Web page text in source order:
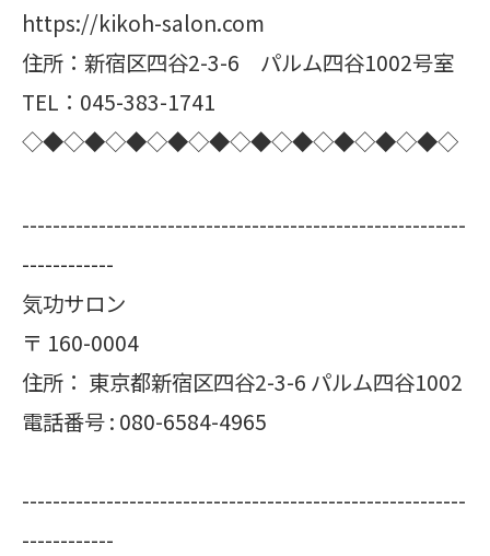
https://kikoh-salon.com
住所：新宿区四谷2-3-6 パルム四谷1002号室
TEL：045-383-1741
◇◆◇◆◇◆◇◆◇◆◇◆◇◆◇◆◇◆◇◆◇
----------------------------------------------------------
------------
気功サロン
〒 160-0004
住所： 東京都新宿区四谷2-3-6 パルム四谷1002
電話番号 : 080-6584-4965
----------------------------------------------------------
------------